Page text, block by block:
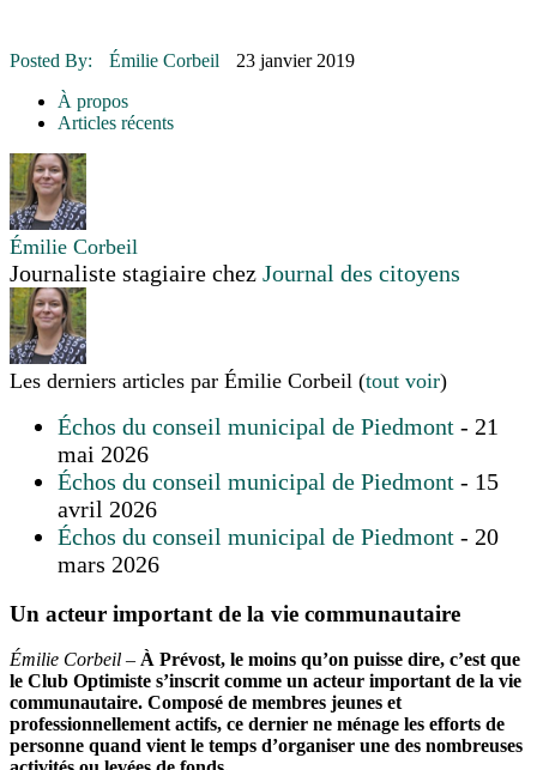
16 juillet 2026
16 juillet 2026 | ENVIRONNEMENT
16 juillet 2026
Posted By: Émilie Corbeil
23 janvier 2019
À propos
Articles récents
Émilie Corbeil
Journaliste stagiaire chez Journal des citoyens
Les derniers articles par Émilie Corbeil (tout voir)
Échos du conseil municipal de Piedmont - 21
mai 2026
Échos du conseil municipal de Piedmont - 15
avril 2026
Échos du conseil municipal de Piedmont - 20
mars 2026
Un acteur important de la vie communautaire
Émilie Corbeil – À Prévost, le moins qu’on puisse dire, c’est que
le Club Optimiste s’inscrit comme un acteur important de la vie
communautaire. Composé de membres jeunes et
professionnellement actifs, ce dernier ne ménage les efforts de
personne quand vient le temps d’organiser une des nombreuses